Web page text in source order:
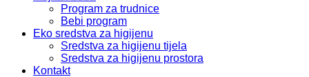
Program za trudnice
Bebi program
Eko sredstva za higijenu
Sredstva za higijenu tijela
Sredstva za higijenu prostora
Kontakt